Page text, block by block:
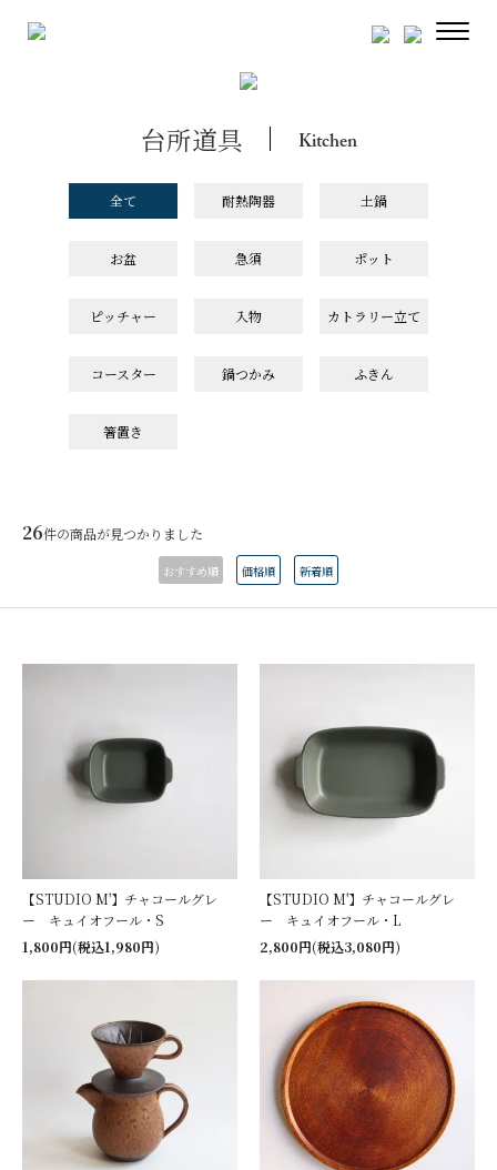
台所道具 Kitchen
全て 耐熱陶器 土鍋
お盆 急須 ポット
ピッチャー 入物 カトラリー立て
コースター 鍋つかみ ふきん
箸置き
26件の商品が見つかりました
おすすめ順 価格順 新着順
【STUDIO M'】チャコールグレ
ー キュイオフール・S
1,800円(税込1,980円)
【STUDIO M'】チャコールグレ
ー キュイオフール・L
2,800円(税込3,080円)